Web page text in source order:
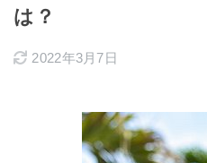
は？
2022年3月7日